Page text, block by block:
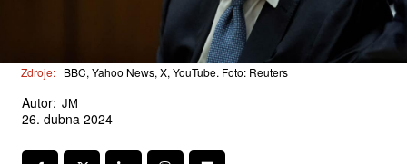
Zdroje: BBC, Yahoo News, X, YouTube. Foto: Reuters
Autor: JM
26. dubna 2024